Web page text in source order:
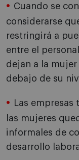
Cuando se
considerarse
restringirá a
entre el
dejan a la
debajo de su
Las
las mujeres
informales de
desarrollo